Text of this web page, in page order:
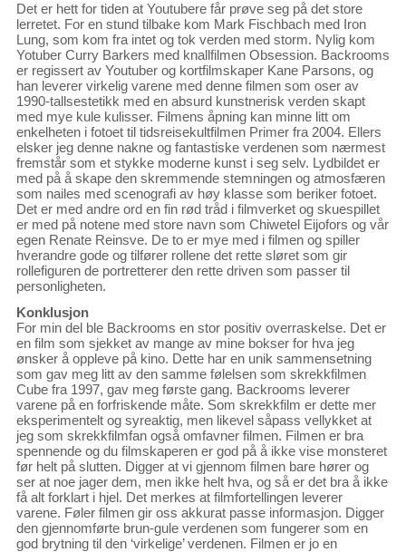
Det er hett for tiden at Youtubere får prøve seg på det store
lerretet. For en stund tilbake kom Mark Fischbach med Iron
Lung, som kom fra intet og tok verden med storm. Nylig kom
Yotuber Curry Barkers med knallfilmen Obsession. Backrooms
er regissert av Youtuber og kortfilmskaper Kane Parsons, og
han leverer virkelig varene med denne filmen som oser av
1990-tallsestetikk med en absurd kunstnerisk verden skapt
med mye kule kulisser. Filmens åpning kan minne litt om
enkelheten i fotoet til tidsreisekultfilmen Primer fra 2004. Ellers
elsker jeg denne nakne og fantastiske verdenen som nærmest
fremstår som et stykke moderne kunst i seg selv. Lydbildet er
med på å skape den skremmende stemningen og atmosfæren
som nailes med scenografi av høy klasse som beriker fotoet.
Det er med andre ord en fin rød tråd i filmverket og skuespillet
er med på notene med store navn som Chiwetel Eijofors og vår
egen Renate Reinsve. De to er mye med i filmen og spiller
hverandre gode og tilfører rollene det rette sløret som gir
rollefiguren de portretterer den rette driven som passer til
personligheten.
Konklusjon
For min del ble Backrooms en stor positiv overraskelse. Det er
en film som sjekket av mange av mine bokser for hva jeg
ønsker å oppleve på kino. Dette har en unik sammensetning
som gav meg litt av den samme følelsen som skrekkfilmen
Cube fra 1997, gav meg første gang. Backrooms leverer
varene på en forfriskende måte. Som skrekkfilm er dette mer
eksperimentelt og syreaktig, men likevel såpass vellykket at
jeg som skrekkfilmfan også omfavner filmen. Filmen er bra
spennende og du filmskaperen er god på å ikke vise monsteret
før helt på slutten. Digger at vi gjennom filmen bare hører og
ser at noe jager dem, men ikke helt hva, og så er det bra å ikke
få alt forklart i hjel. Det merkes at filmfortellingen leverer
varene. Føler filmen gir oss akkurat passe informasjon. Digger
den gjennomførte brun-gule verdenen som fungerer som en
god brytning til den ‘virkelige’ verdenen. Filmen er jo en